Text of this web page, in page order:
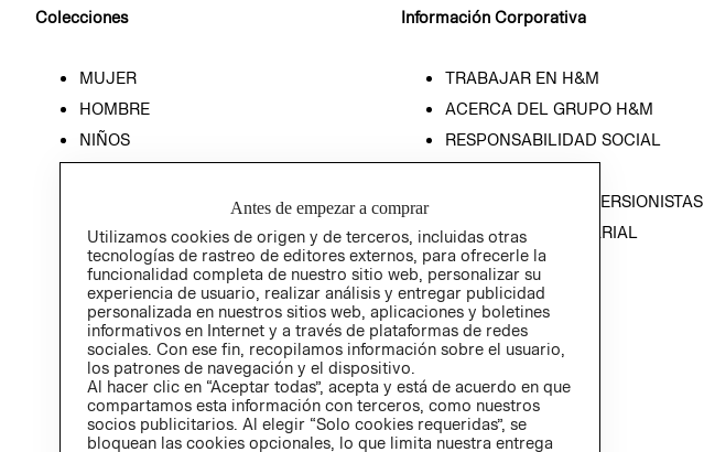
Colecciones
MUJER
HOMBRE
NIÑOS
Información Corporativa
TRABAJAR EN H&M
ACERCA DEL GRUPO H&M
RESPONSABILIDAD SOCIAL
RELACIÓN CON INVERSIONISTAS
POLÍTICA EMPRESARIAL
Antes de empezar a comprar
Utilizamos cookies de origen y de terceros, incluidas otras
tecnologías de rastreo de editores externos, para ofrecerle la
funcionalidad completa de nuestro sitio web, personalizar su
experiencia de usuario, realizar análisis y entregar publicidad
personalizada en nuestros sitios web, aplicaciones y boletines
informativos en Internet y a través de plataformas de redes
sociales. Con ese fin, recopilamos información sobre el usuario,
los patrones de navegación y el dispositivo.
Al hacer clic en “Aceptar todas”, acepta y está de acuerdo en que
compartamos esta información con terceros, como nuestros
socios publicitarios. Al elegir “Solo cookies requeridas”, se
bloquean las cookies opcionales, lo que limita nuestra entrega